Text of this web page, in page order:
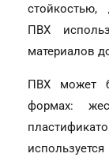
стойкостью,
ПВХ
материалов
ПВХ может
формах: